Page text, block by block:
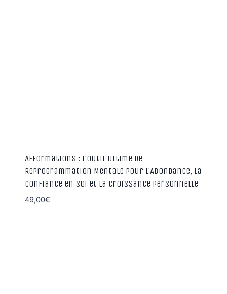
Afformations : L’Outil Ultime de
Reprogrammation Mentale pour l’Abondance, la
Confiance en Soi et la Croissance Personnelle
49,00€